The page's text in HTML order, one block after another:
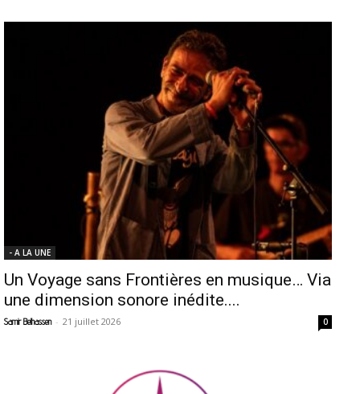
- A LA UNE
Un Voyage sans Frontières en musique… Via
une dimension sonore inédite....
Samir Belhassen - 21 juillet 2026 0